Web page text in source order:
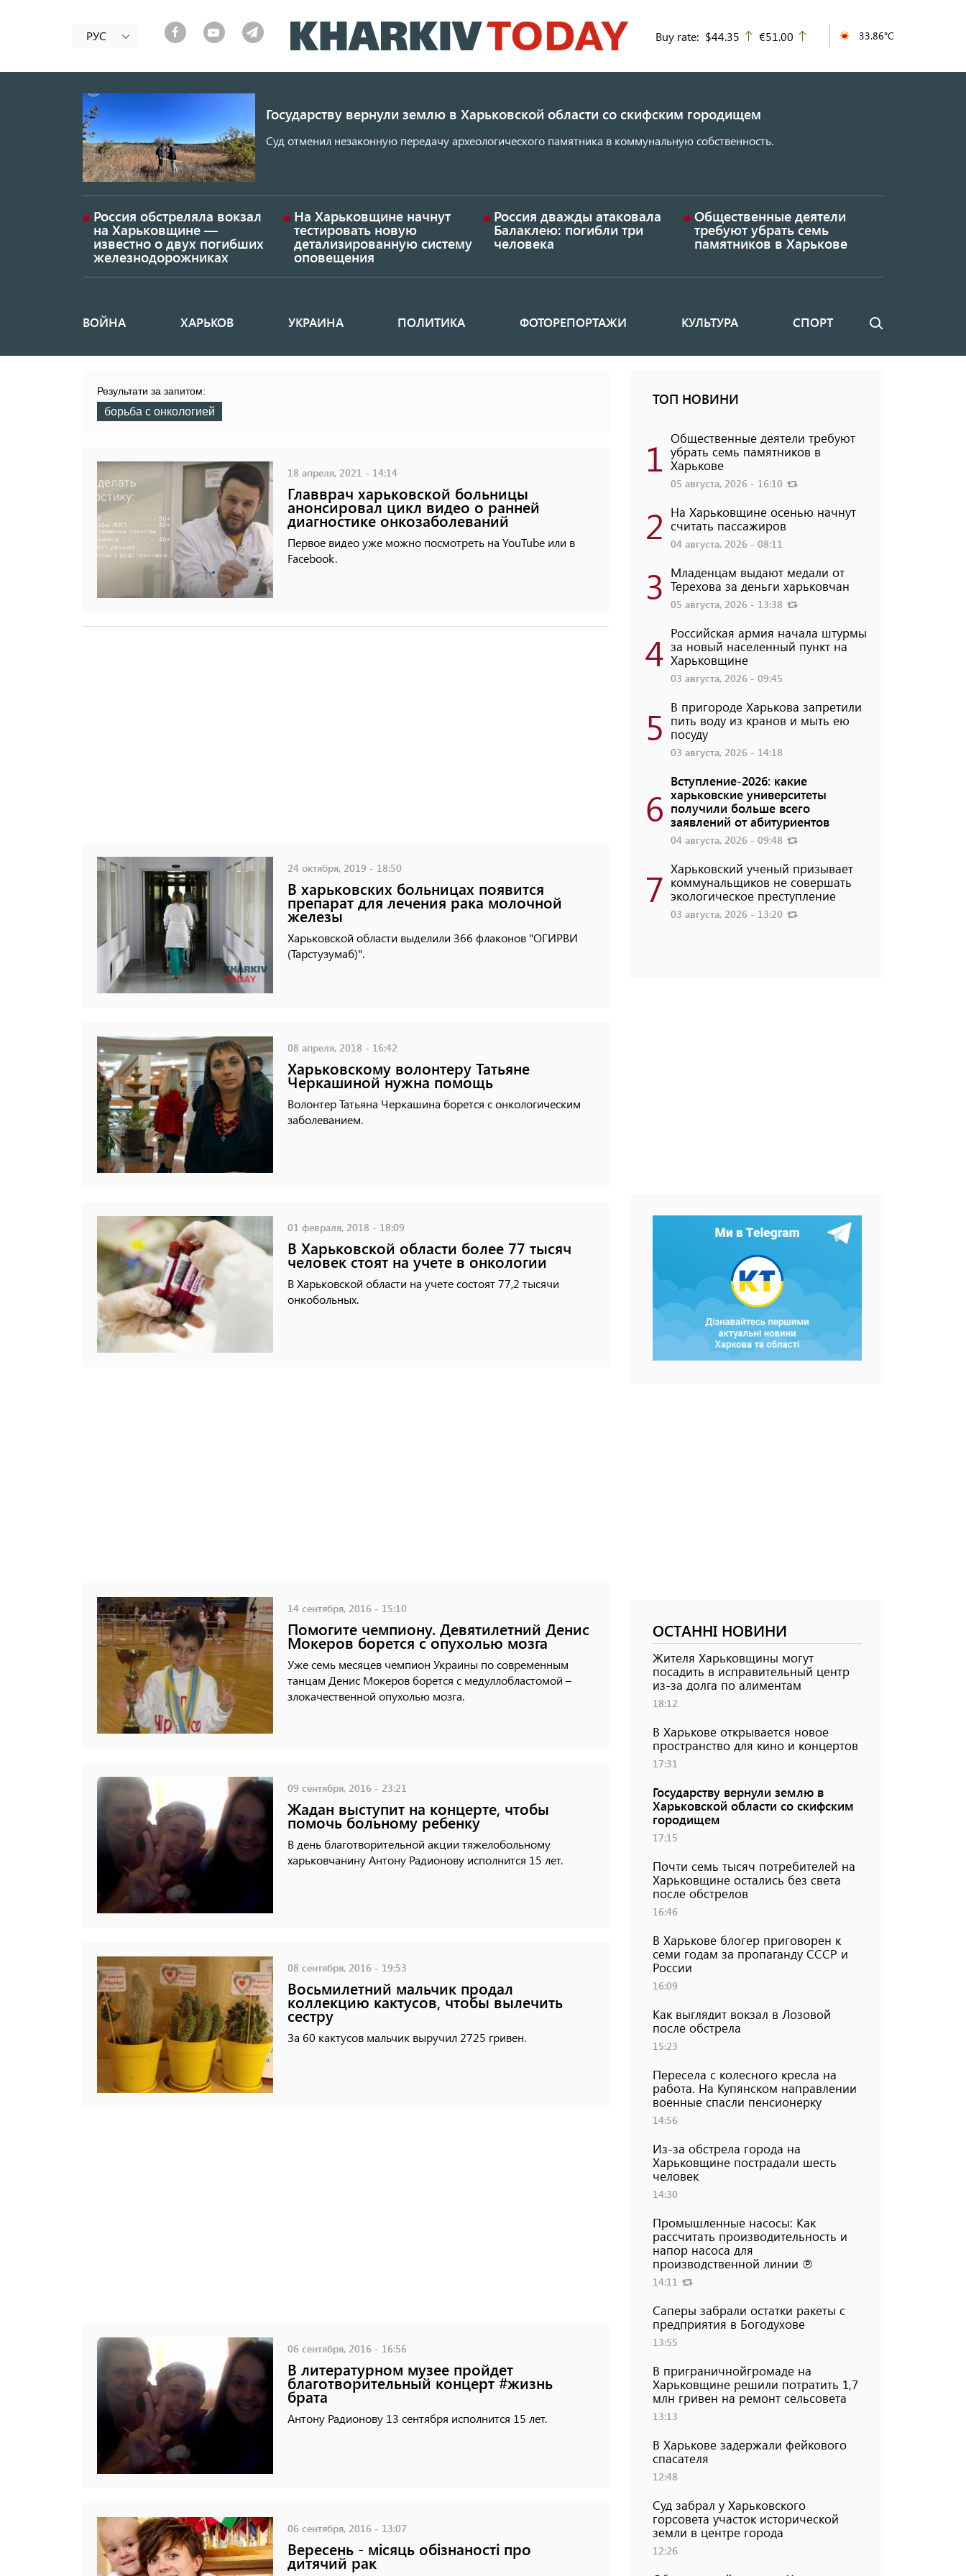
к
основному
РУС Buy rate: $44.35 up
€51.00 33.86°C
Государству вернули землю в Харьковской области со скифским городищем
Суд отменил незаконную передачу археологического памятника в коммунальную собственность.
Россия обстреляла вокзал
на Харьковщине —
известно о двух погибших
железнодорожниках
На Харьковщине начнут
тестировать новую
детализированную систему
оповещения
Россия дважды атаковала
Балаклею: погибли три
человека
Общественные деятели
требуют убрать семь
памятников в Харькове
Основная
ВОЙНА ХАРЬКОВ УКРАИНА ПОЛИТИКА ФОТОРЕПОРТАЖИ КУЛЬТУРА СПОРТ Поиск
Результати за запитом:
борьба с онкологией
18 апреля, 2021 - 14:14
Главврач харьковской больницы
анонсировал цикл видео о ранней
диагностике онкозаболеваний
Первое видео уже можно посмотреть на YouTube или в
Facebook.
24 октября, 2019 - 18:50
В харьковских больницах появится
препарат для лечения рака молочной
железы
Харьковской области выделили 366 флаконов "ОГИРВИ
(Тарстузумаб)".
08 апреля, 2018 - 16:42
Харьковскому волонтеру Татьяне
Черкашиной нужна помощь
Волонтер Татьяна Черкашина борется с онкологическим
заболеванием.
01 февраля, 2018 - 18:09
В Харьковской области более 77 тысяч
человек стоят на учете в онкологии
В Харьковской области на учете состоят 77,2 тысячи
онкобольных.
14 сентября, 2016 - 15:10
Помогите чемпиону. Девятилетний Денис
Мокеров борется с опухолью мозга
Уже семь месяцев чемпион Украины по современным
танцам Денис Мокеров борется с медуллобластомой –
злокачественной опухолью мозга.
09 сентября, 2016 - 23:21
Жадан выступит на концерте, чтобы
помочь больному ребенку
В день благотворительной акции тяжелобольному
харьковчанину Антону Радионову исполнится 15 лет.
08 сентября, 2016 - 19:53
Восьмилетний мальчик продал
коллекцию кактусов, чтобы вылечить
сестру
За 60 кактусов мальчик выручил 2725 гривен.
06 сентября, 2016 - 16:56
В литературном музее пройдет
благотворительный концерт #жизнь
брата
Антону Радионову 13 сентября исполнится 15 лет.
06 сентября, 2016 - 13:07
Вересень - місяць обізнаності про
дитячий рак
ТОП НОВИНИ
1 Общественные деятели требуют
убрать семь памятников в
Харькове
05 августа, 2026 - 16:10
2 На Харьковщине осенью начнут
считать пассажиров
04 августа, 2026 - 08:11
3 Младенцам выдают медали от
Терехова за деньги харьковчан
05 августа, 2026 - 13:38
4 Российская армия начала штурмы
за новый населенный пункт на
Харьковщине
03 августа, 2026 - 09:45
5 В пригороде Харькова запретили
пить воду из кранов и мыть ею
посуду
03 августа, 2026 - 14:18
6
Вступление-2026: какие
харьковские университеты
получили больше всего
заявлений от абитуриентов
04 августа, 2026 - 09:48
7 Харьковский ученый призывает
коммунальщиков не совершать
экологическое преступление
03 августа, 2026 - 13:20
ОСТАННІ НОВИНИ
Жителя Харьковщины могут
посадить в исправительный центр
из-за долга по алиментам
18:12
В Харькове открывается новое
пространство для кино и концертов
17:31
Государству вернули землю в
Харьковской области со скифским
городищем
17:15
Почти семь тысяч потребителей на
Харьковщине остались без света
после обстрелов
16:46
В Харькове блогер приговорен к
семи годам за пропаганду СССР и
России
16:09
Как выглядит вокзал в Лозовой
после обстрела
15:23
Пересела с колесного кресла на
работа. На Купянском направлении
военные спасли пенсионерку
14:56
Из-за обстрела города на
Харьковщине пострадали шесть
человек
14:30
Промышленные насосы: Как
рассчитать производительность и
напор насоса для
производственной линии ℗
14:11
Саперы забрали остатки ракеты с
предприятия в Богодухове
13:55
В приграничнойгромаде на
Харьковщине решили потратить 1,7
млн ​​гривен на ремонт сельсовета
13:13
В Харькове задержали фейкового
спасателя
12:48
Суд забрал у Харьковского
горсовета участок исторической
земли в центре города
12:26